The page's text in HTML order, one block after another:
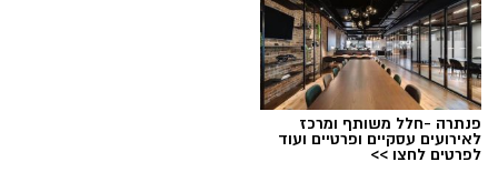
פנתרה -חלל משותף ומרכז
לאירועים עסקיים ופרטיים ועוד
לפרטים לחצו >>